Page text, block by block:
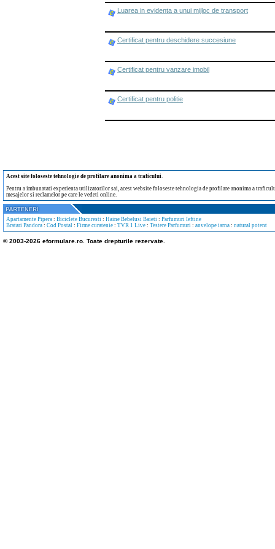
Luarea in evidenta a unui mijloc de transport
Certificat pentru deschidere succesiune
Certificat pentru vanzare imobil
Certificat pentru politie
Acest site foloseste tehnologie de profilare anonima a traficului.
Pentru a imbunatati experienta utilizatorilor sai, acest website foloseste tehnologia de profilare anonima a
mesajelor si reclamelor pe care le vedeti online.
Apartamente Pipera : Biciclete Bucuresti : Haine Bebelusi Baieti : Parfumuri Ieftine
Bratari Pandora : Cod Postal : Firme curatenie : TVR 1 Live : Testere Parfumuri : anvelope iarna : natural potent
© 2003-2026 eformulare.ro. Toate drepturile rezervate.